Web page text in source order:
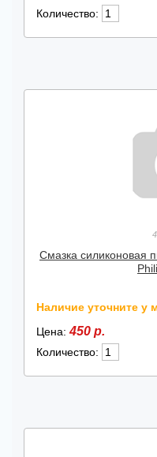
Количество:
Смазка силиконовая
Наличие уточните у
Цена:450 р.
Количество: